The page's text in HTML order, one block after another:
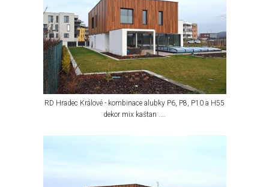
RD Hradec Králové - kombinace alubky P6, P8, P10 a H55
dekor mix kaštan ....